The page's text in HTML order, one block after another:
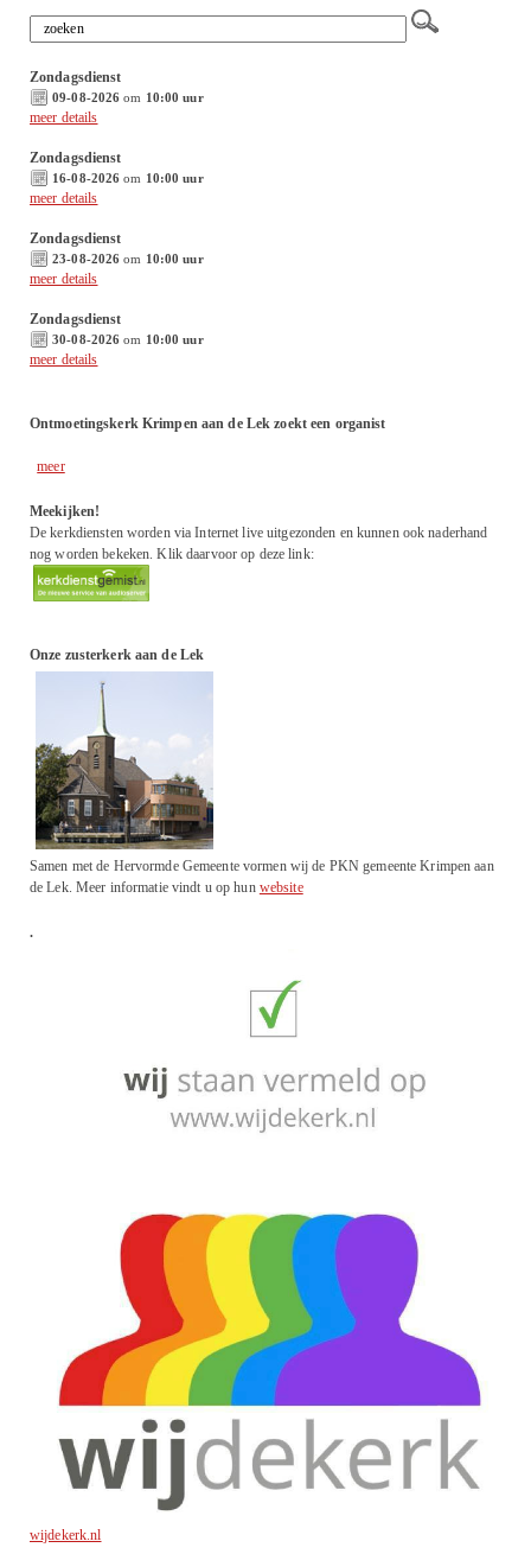
Zondagsdienst
09-08-2026 om 10:00 uur
meer details
Zondagsdienst
16-08-2026 om 10:00 uur
meer details
Zondagsdienst
23-08-2026 om 10:00 uur
meer details
Zondagsdienst
30-08-2026 om 10:00 uur
meer details
Ontmoetingskerk Krimpen aan de Lek zoekt een organist
meer
Meekijken!
De kerkdiensten worden via Internet live uitgezonden en kunnen ook naderhand
nog worden bekeken. Klik daarvoor op deze link:
Onze zusterkerk aan de Lek
Samen met de Hervormde Gemeente vormen wij de PKN gemeente Krimpen aan
de Lek. Meer informatie vindt u op hun website
.
wijdekerk.nl